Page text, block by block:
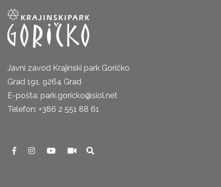
Javni zavod Krajinski park Goričko
Grad 191, 9264 Grad
E-pošta: park.goricko@siol.net
Telefon: +386 2 551 88 61